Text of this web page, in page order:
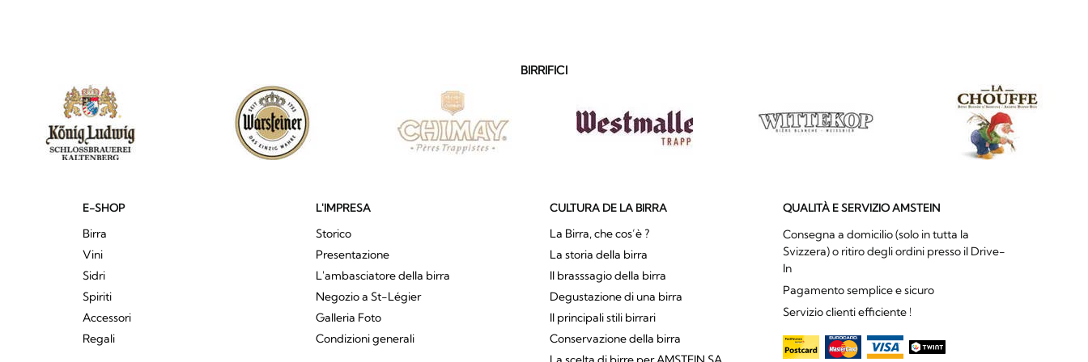
BIRRIFICI
E-SHOP
Birra
Vini
Sidri
Spiriti
Accessori
Regali
L'IMPRESA
Storico
Presentazione
L'ambasciatore della birra
Negozio a St-Légier
Galleria Foto
Condizioni generali
CULTURA DE LA BIRRA
La Birra, che cos’è ?
La storia della birra
Il brasssagio della birra
Degustazione di una birra
Il principali stili birrari
Conservazione della birra
QUALITÀ E SERVIZIO AMSTEIN
Consegna a domicilio (solo in tutta la
Svizzera) o ritiro degli ordini presso il Drive-
In
Pagamento semplice e sicuro
Servizio clienti efficiente !